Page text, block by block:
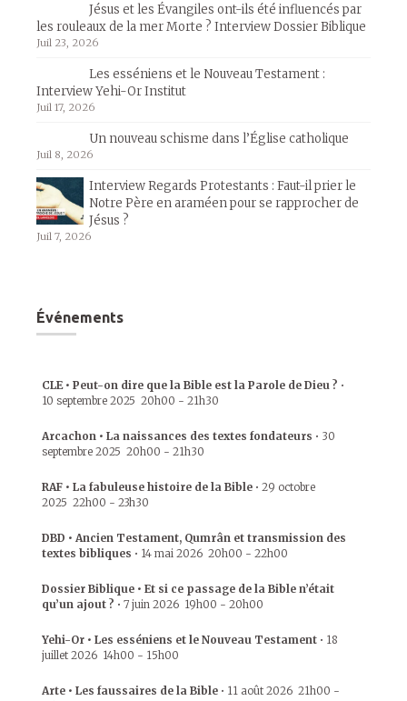
Jésus et les Évangiles ont-ils été influencés par
les rouleaux de la mer Morte ? Interview Dossier Biblique
Juil 23, 2026
Les esséniens et le Nouveau Testament :
Interview Yehi-Or Institut
Juil 17, 2026
Un nouveau schisme dans l’Église catholique
Juil 8, 2026
Interview Regards Protestants : Faut-il prier le
Notre Père en araméen pour se rapprocher de
Jésus ?
Juil 7, 2026
Événements
CLE • Peut-on dire que la Bible est la Parole de Dieu ? •
10 septembre 2025 20h00 - 21h30
Arcachon • La naissances des textes fondateurs • 30
septembre 2025 20h00 - 21h30
RAF • La fabuleuse histoire de la Bible • 29 octobre
2025 22h00 - 23h30
DBD • Ancien Testament, Qumrân et transmission des
textes bibliques • 14 mai 2026 20h00 - 22h00
Dossier Biblique • Et si ce passage de la Bible n’était
qu’un ajout ? • 7 juin 2026 19h00 - 20h00
Yehi-Or • Les esséniens et le Nouveau Testament • 18
juillet 2026 14h00 - 15h00
Arte • Les faussaires de la Bible • 11 août 2026 21h00 -